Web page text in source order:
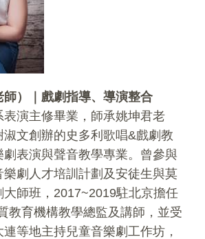
）
｜戲劇指導、導演整合
表演主修畢業，師承姚坤君老
淑文創辦的史多利歌唱&戲劇教
表演與聲音教學專業。曾參與
樂劇人才培訓計劃及安徒生與莫
師班，2017~2019駐北京擔任
教育機構教學總監及講師，並受
等地主持兒童音樂劇工作坊，